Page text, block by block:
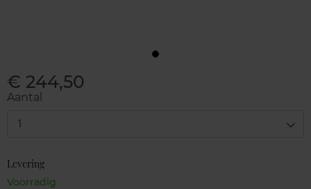
€ 244,50
Aantal
1
Levering
Voorradig